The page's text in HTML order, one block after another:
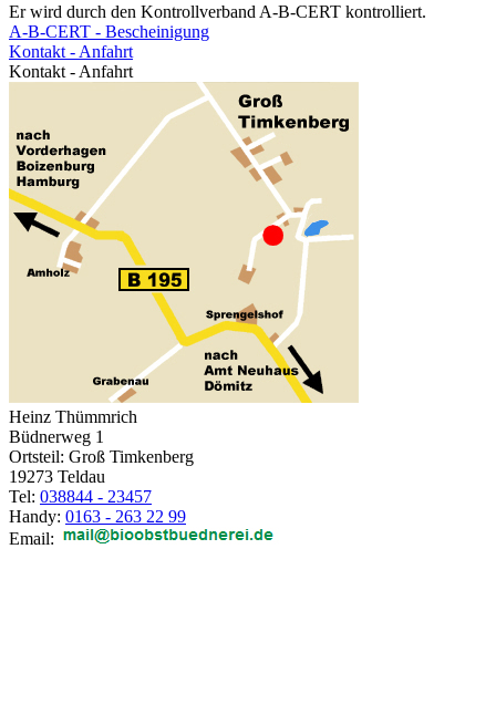
Er wird durch den Kontrollverband A-B-CERT kontrolliert.
A-B-CERT - Bescheinigung
Kontakt - Anfahrt
Kontakt - Anfahrt
Heinz Thümmrich
Büdnerweg 1
Ortsteil: Groß Timkenberg
19273 Teldau
Tel: 038844 - 23457
Handy: 0163 - 263 22 99
Email: